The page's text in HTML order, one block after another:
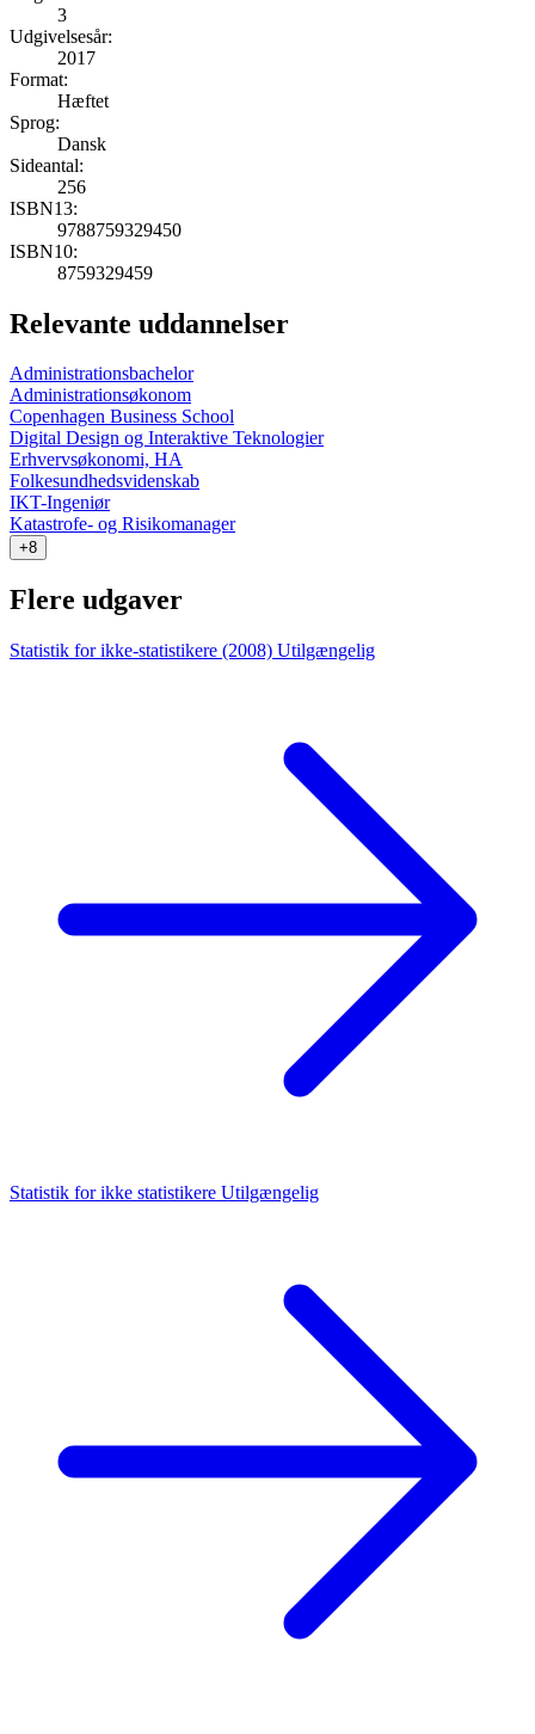
3
Udgivelsesår:
2017
Format:
Hæftet
Sprog:
Dansk
Sideantal:
256
ISBN13:
9788759329450
ISBN10:
8759329459
Relevante uddannelser
Administrationsbachelor
Administrationsøkonom
Copenhagen Business School
Digital Design og Interaktive Teknologier
Erhvervsøkonomi, HA
Folkesundhedsvidenskab
IKT-Ingeniør
Katastrofe- og Risikomanager
+8
Flere udgaver
Statistik for ikke-statistikere (2008) Utilgængelig
Statistik for ikke statistikere Utilgængelig